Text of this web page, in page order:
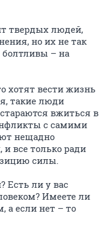
твердых людей,
но их не так
болтливы – на
хотят вести жизнь
такие люди
вжиться в
с самими
нещадно
все только ради
силы.
Есть ли у вас
Имеете ли
а если нет – то